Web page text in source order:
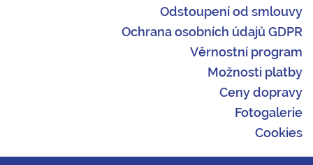
Odstoupení od smlouvy
Ochrana osobních údajů GDPR
Věrnostní program
Možnosti platby
Ceny dopravy
Fotogalerie
Cookies